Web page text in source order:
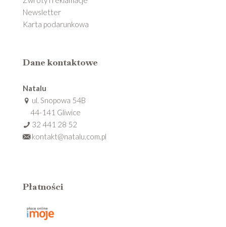
Newsletter
Karta podarunkowa
Dane kontaktowe
Natalu
ul. Snopowa 54B
44-141 Gliwice
32 441 28 52
kontakt@natalu.com.pl
Płatności